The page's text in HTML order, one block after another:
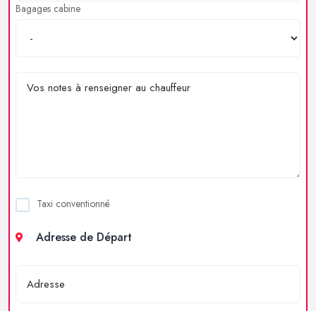
Bagages cabine
Taxi conventionné
Adresse de Départ